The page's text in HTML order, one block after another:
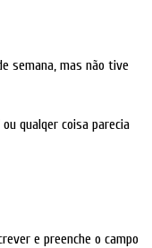
semana, mas não tive
qualqer coisa parecia
e preenche o campo